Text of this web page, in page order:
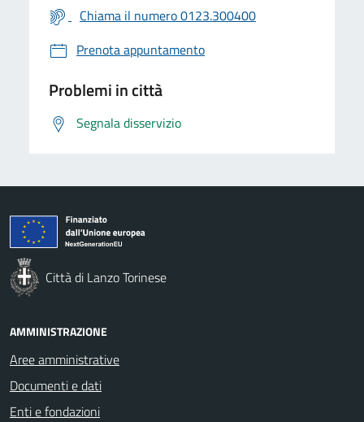
Chiama il numero 0123.300400
Prenota appuntamento
Problemi in città
Segnala disservizio
Città di Lanzo Torinese
AMMINISTRAZIONE
Aree amministrative
Documenti e dati
Enti e fondazioni